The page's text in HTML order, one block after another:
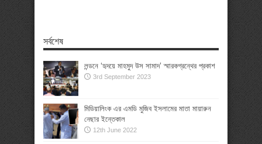
সর্বশেষ
লন্ডনে ‘হৃদয়ে মাহমুদ উস সামাদ’ স্মারকগ্রন্থের প্রকাশ
3rd September 2023
মিডিয়ালিংক এর এমডি মুজিব ইসলামের মাতা মায়ারুন
নেছার ইন্তেকাল
12th June 2022